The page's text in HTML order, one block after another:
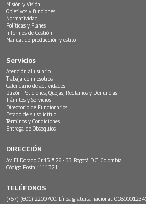
Misión y Visión
Objetivos y funciones
Normatividad
Políticas y Planes
Informes de Gestión
Manual de producción y estilo
Servicios
Atención al usuario
Trabaja con nosotros
Calendario de actividades
Buzón Peticiones, Quejas, Reclamos y Denuncias
Trámites y Servicios
Directorio de Funcionarios
Estado de su solicitud
Términos y Condiciones
Entrega de Obsequios
DIRECCIÓN
Av. El Dorado Cr.45 # 26 - 33 Bogotá D.C. Colombia.
Código Postal: 111321
TELÉFONOS
(+57) (601) 2200700. Línea gratuita nacional: